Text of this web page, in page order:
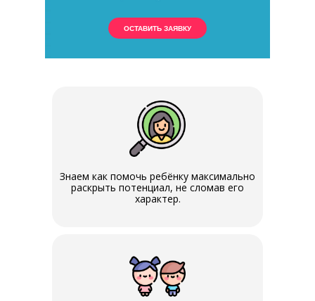
ОСТАВИТЬ ЗАЯВКУ
Знаем как помочь ребёнку максимально
раскрыть потенциал, не сломав его
характер.